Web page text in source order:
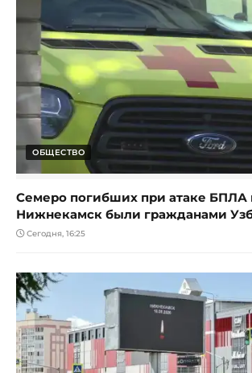
ОБЩЕСТВО
Семеро погибших при атаке БПЛА
Нижнекамск были гражданами
Сегодня, 16:25